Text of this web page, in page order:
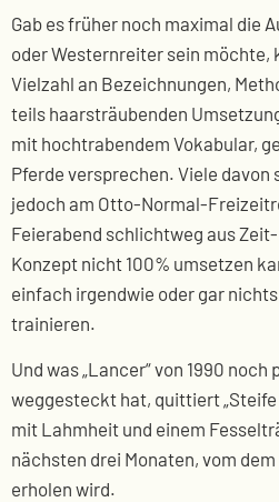
Gab es früher noch maximal die
oder Westernreiter sein möchte,
Vielzahl an Bezeichnungen,
teils haarsträubenden
mit hochtrabendem Vokabular,
Pferde versprechen. Viele
jedoch am Otto-Normal-
Feierabend schlichtweg aus
Konzept nicht 100% umsetzen
einfach irgendwie oder gar
trainieren.
Und was „Lancer“ von 1990
weggesteckt hat, quittiert „Steife
mit Lahmheit und einem
nächsten drei Monaten, vom
erholen wird.